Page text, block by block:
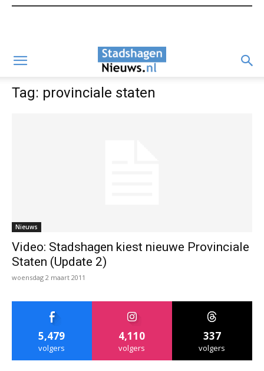
Tag: provinciale staten
Nieuws
Video: Stadshagen kiest nieuwe Provinciale
Staten (Update 2)
woensdag 2 maart 2011
5,479
volgers
4,110
volgers
337
volgers